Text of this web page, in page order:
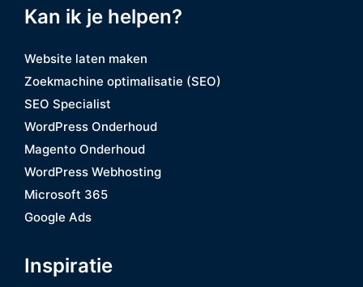
Kan ik je helpen?
Website laten maken
Zoekmachine optimalisatie (SEO)
SEO Specialist
WordPress Onderhoud
Magento Onderhoud
WordPress Webhosting
Microsoft 365
Google Ads
Inspiratie